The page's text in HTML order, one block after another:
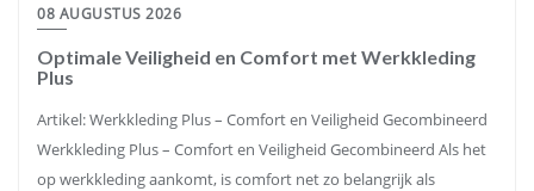
08 AUGUSTUS 2026
Optimale Veiligheid en Comfort met Werkkleding
Plus
Artikel: Werkkleding Plus – Comfort en Veiligheid Gecombineerd
Werkkleding Plus – Comfort en Veiligheid Gecombineerd Als het
op werkkleding aankomt, is comfort net zo belangrijk als